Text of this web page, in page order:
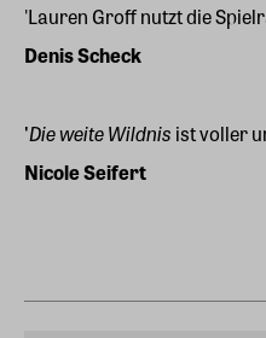
'Lauren Groff nutzt die
Denis Scheck
'Die weite Wildnis ist voller
Nicole Seifert